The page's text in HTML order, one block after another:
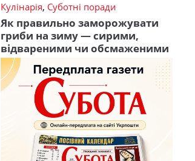
Кулінарія, Суботні поради
Як правильно заморожувати
гриби на зиму — сирими,
відвареними чи обсмаженими